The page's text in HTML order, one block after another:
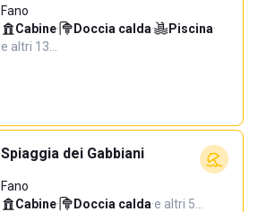
Fano
Cabine· Doccia calda· Piscina·
e altri 13…
Spiaggia dei Gabbiani
Fano
Cabine· Doccia calda·e altri 5…